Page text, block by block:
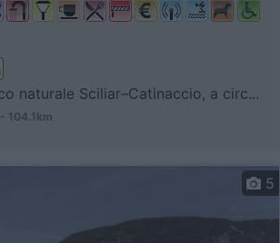
naturale Sciliar–Catinaccio, a circ...
104.1km
5